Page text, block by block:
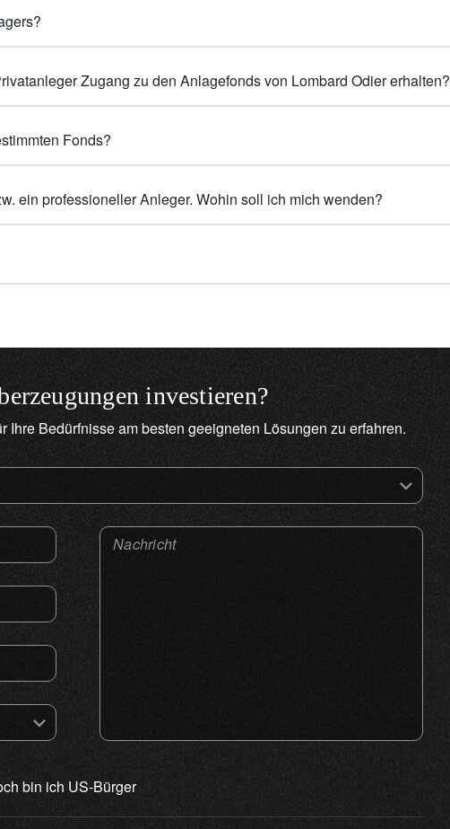
Zugang zu den Anlagefonds von Lombard Odier erhalten?
Fonds?
ein professioneller Anleger. Wohin soll ich mich wenden?
investieren?
Ihre Bedürfnisse am besten geeigneten Lösungen zu erfahren.
Nachricht
bin ich US-Bürger